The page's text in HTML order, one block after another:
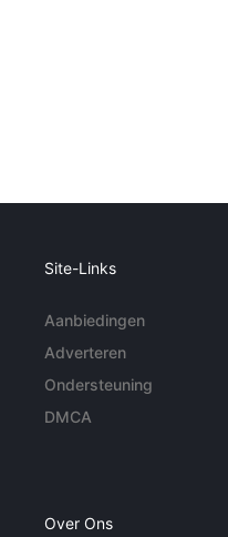
Site-Links
Aanbiedingen
Adverteren
Ondersteuning
DMCA
Over Ons